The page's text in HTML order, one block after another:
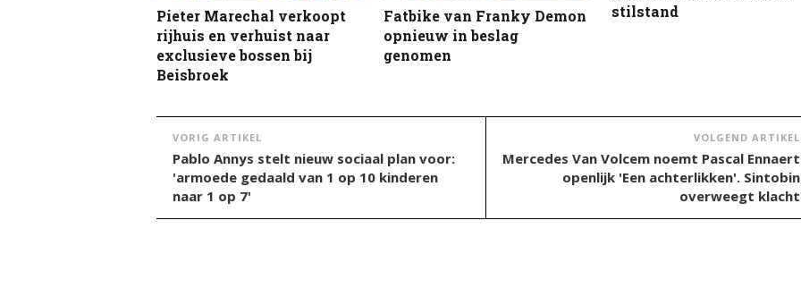
Pieter Marechal verkoopt
rijhuis en verhuist naar
exclusieve bossen bij
Beisbroek
Fatbike van Franky Demon
opnieuw in beslag
genomen
stilstand
VORIG ARTIKEL
Pablo Annys stelt nieuw sociaal plan voor:
'armoede gedaald van 1 op 10 kinderen
naar 1 op 7'
VOLGEND ARTIKEL
Mercedes Van Volcem noemt Pascal Ennaert
openlijk 'Een achterlikken'. Sintobin
overweegt klacht